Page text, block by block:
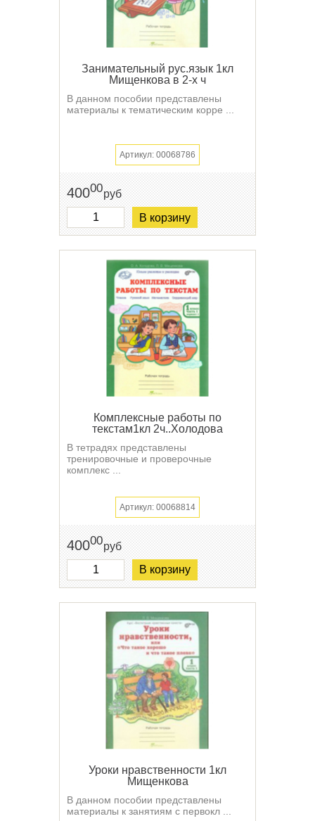
Занимательный рус.язык 1кл
Мищенкова в 2-х ч
В данном пособии представлены
материалы к тематическим корре ...
Артикул: 00068786
40000руб
В корзину
Комплексные работы по
текстам1кл 2ч..Холодова
В тетрадях представлены
тренировочные и проверочные
комплекс ...
Артикул: 00068814
40000руб
В корзину
Уроки нравственности 1кл
Мищенкова
В данном пособии представлены
материалы к занятиям с первокл ...